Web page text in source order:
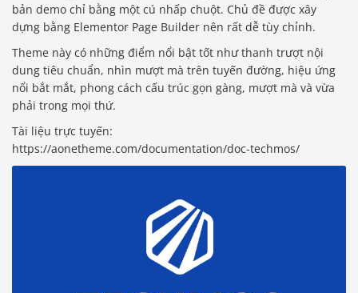
bản demo chỉ bằng một cú nhấp chuột. Chủ đề được xây
dựng bằng Elementor Page Builder nên rất dễ tùy chỉnh.
Theme này có những điểm nổi bật tốt như thanh trượt nội
dung tiêu chuẩn, nhìn mượt mà trên tuyến đường, hiệu ứng
nổi bắt mắt, phong cách cấu trúc gọn gàng, mượt mà và vừa
phải trong mọi thứ.
Tài liệu trực tuyến:
https://aonetheme.com/documentation/doc-techmos/